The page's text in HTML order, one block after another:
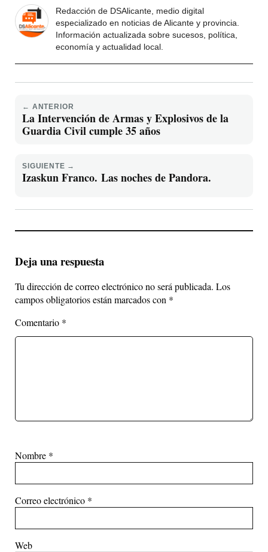
Redacción de DSAlicante, medio digital
especializado en noticias de Alicante y provincia.
Información actualizada sobre sucesos, política,
economía y actualidad local.
← ANTERIOR
La Intervención de Armas y Explosivos de la
Guardia Civil cumple 35 años
SIGUIENTE →
Izaskun Franco. Las noches de Pandora.
Deja una respuesta
Tu dirección de correo electrónico no será publicada. Los
campos obligatorios están marcados con *
Comentario *
Nombre *
Correo electrónico *
Web